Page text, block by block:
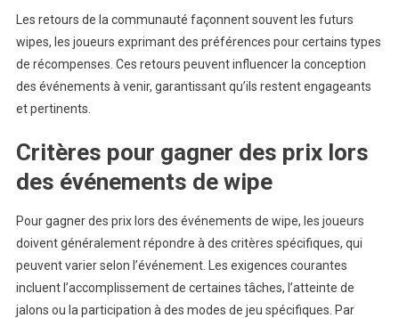
Les retours de la communauté façonnent souvent les futurs
wipes, les joueurs exprimant des préférences pour certains types
de récompenses. Ces retours peuvent influencer la conception
des événements à venir, garantissant qu’ils restent engageants
et pertinents.
Critères pour gagner des prix lors
des événements de wipe
Pour gagner des prix lors des événements de wipe, les joueurs
doivent généralement répondre à des critères spécifiques, qui
peuvent varier selon l’événement. Les exigences courantes
incluent l’accomplissement de certaines tâches, l’atteinte de
jalons ou la participation à des modes de jeu spécifiques. Par